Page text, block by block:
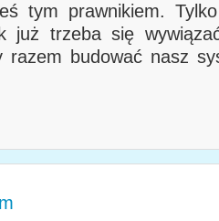
tym prawnikiem.
już trzeba się
razem budować nasz